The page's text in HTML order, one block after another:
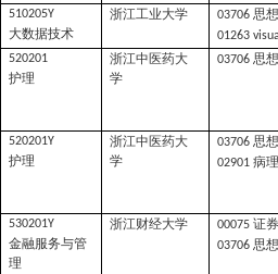
510205Y
大数据技术
浙江工业大学 03706思
01263
520201
护理
浙江中医药大
学
03706思
520201Y
护理
浙江中医药大
学
03706思
02901病
530201Y
金融服务与管
理
浙江财经大学 00075证
03706思